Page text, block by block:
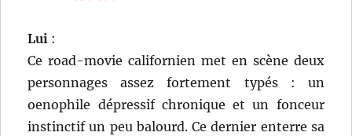
Lui :
Ce road-movie californien met en scène deux
personnages assez fortement typés : un
oenophile dépressif chronique et un fonceur
instinctif un peu balourd. Ce dernier enterre sa